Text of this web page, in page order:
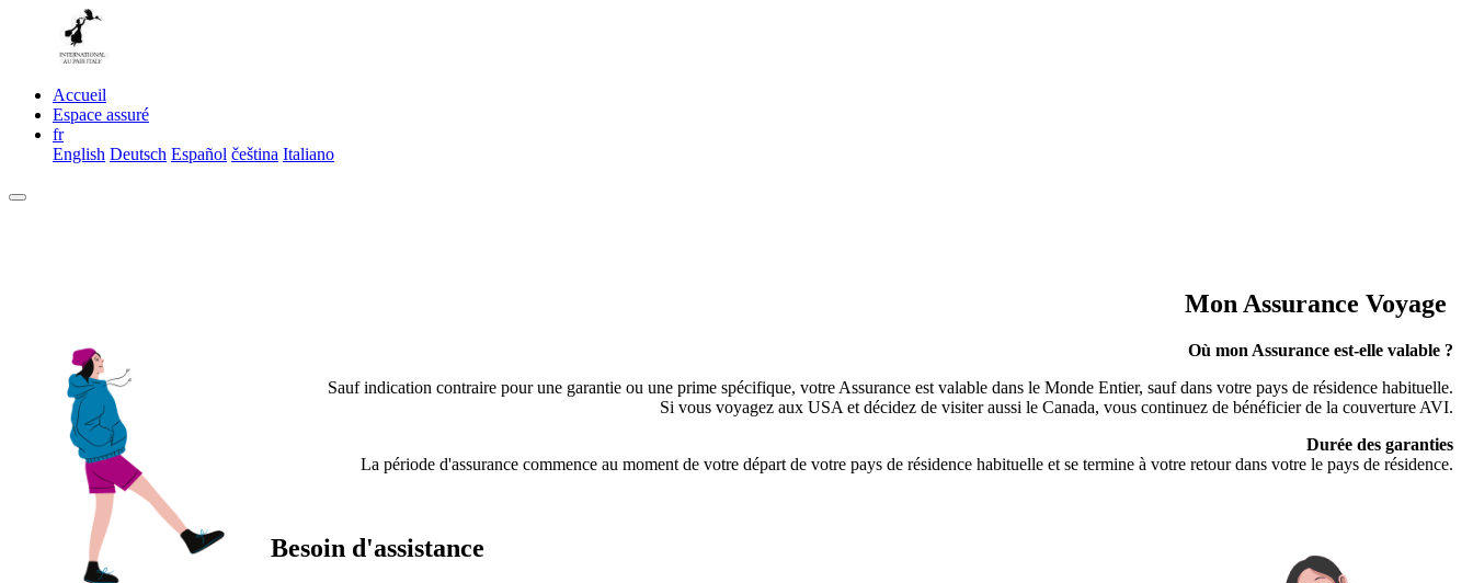
Accueil
Espace assuré
fr
English Deutsch Español čeština Italiano
Mon Assurance Voyage
Où mon Assurance est-elle valable ?
Sauf indication contraire pour une garantie ou une prime spécifique, votre Assurance est valable dans le Monde Entier, sauf dans votre pays de résidence habituelle.
Si vous voyagez aux USA et décidez de visiter aussi le Canada, vous continuez de bénéficier de la couverture AVI.
Durée des garanties
La période d'assurance commence au moment de votre départ de votre pays de résidence habituelle et se termine à votre retour dans votre le pays de résidence.
Besoin d'assistance